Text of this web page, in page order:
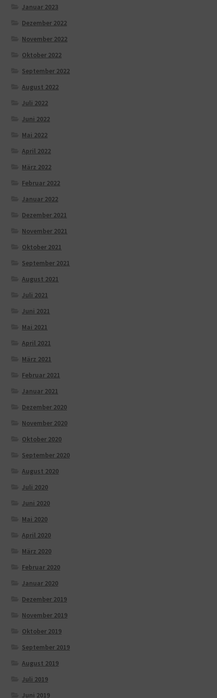
Januar 2023
Dezember 2022
November 2022
Oktober 2022
September 2022
August 2022
Juli 2022
Juni 2022
Mai 2022
April 2022
März 2022
Februar 2022
Januar 2022
Dezember 2021
November 2021
Oktober 2021
September 2021
August 2021
Juli 2021
Juni 2021
Mai 2021
April 2021
März 2021
Februar 2021
Januar 2021
Dezember 2020
November 2020
Oktober 2020
September 2020
August 2020
Juli 2020
Juni 2020
Mai 2020
April 2020
März 2020
Februar 2020
Januar 2020
Dezember 2019
November 2019
Oktober 2019
September 2019
August 2019
Juli 2019
Juni 2019